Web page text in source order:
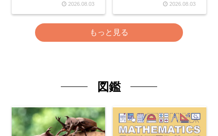
2026.08.03 2026.08.03
もっと見る
図鑑